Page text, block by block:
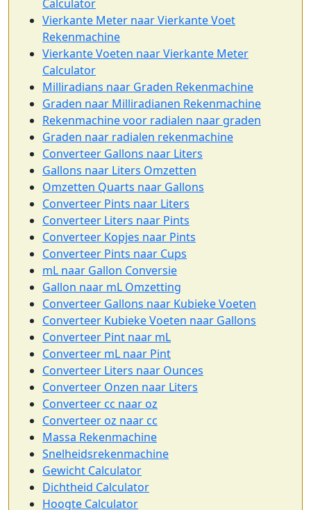
Calculator
Vierkante Meter naar Vierkante Voet
Rekenmachine
Vierkante Voeten naar Vierkante Meter
Calculator
Milliradians naar Graden Rekenmachine
Graden naar Milliradianen Rekenmachine
Rekenmachine voor radialen naar graden
Graden naar radialen rekenmachine
Converteer Gallons naar Liters
Gallons naar Liters Omzetten
Omzetten Quarts naar Gallons
Converteer Pints naar Liters
Converteer Liters naar Pints
Converteer Kopjes naar Pints
Converteer Pints naar Cups
mL naar Gallon Conversie
Gallon naar mL Omzetting
Converteer Gallons naar Kubieke Voeten
Converteer Kubieke Voeten naar Gallons
Converteer Pint naar mL
Converteer mL naar Pint
Converteer Liters naar Ounces
Converteer Onzen naar Liters
Converteer cc naar oz
Converteer oz naar cc
Massa Rekenmachine
Snelheidsrekenmachine
Gewicht Calculator
Dichtheid Calculator
Hoogte Calculator